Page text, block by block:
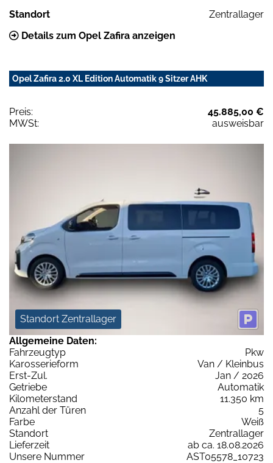
Standort
Zentrallager
Details zum Opel Zafira anzeigen
Opel Zafira 2.0 XL Edition Automatik 9 Sitzer AHK
Preis:
45.885,00 €
MWSt:
ausweisbar
Standort Zentrallager
Allgemeine Daten:
Fahrzeugtyp
Pkw
Karosserieform
Van / Kleinbus
Erst-Zul.
Jan / 2026
Getriebe
Automatik
Kilometerstand
11.350 km
Anzahl der Türen
5
Farbe
Weiß
Standort
Zentrallager
Lieferzeit
ab ca. 18.08.2026
Unsere Nummer
AST05578_10723